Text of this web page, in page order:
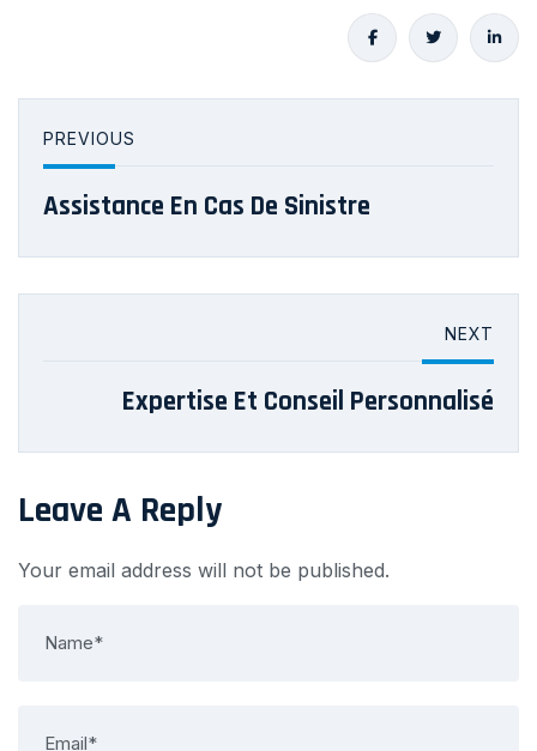
PREVIOUS
Assistance En Cas De Sinistre
NEXT
Expertise Et Conseil Personnalisé
Leave A Reply
Your email address will not be published.